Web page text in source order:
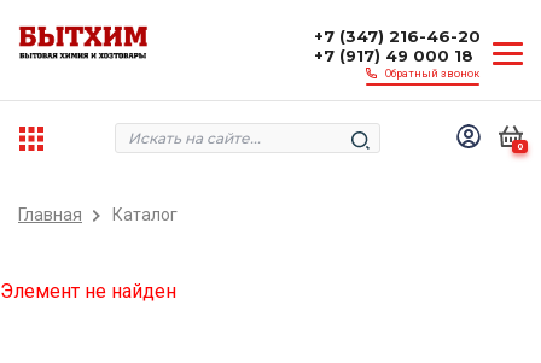
+7 (347) 216-46-20
+7 (917) 49 000 18
Обратный звонок
0
Главная Каталог
Элемент не найден